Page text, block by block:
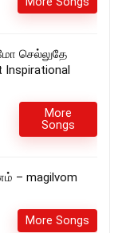
செல்லுதே
Inspirational
More
Songs
– magilvom
More Songs